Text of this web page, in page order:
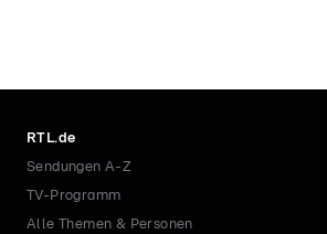
RTL.de
Sendungen A-Z
TV-Programm
Alle Themen & Personen